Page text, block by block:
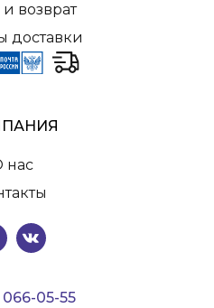
возврат
доставки
нас
05-55